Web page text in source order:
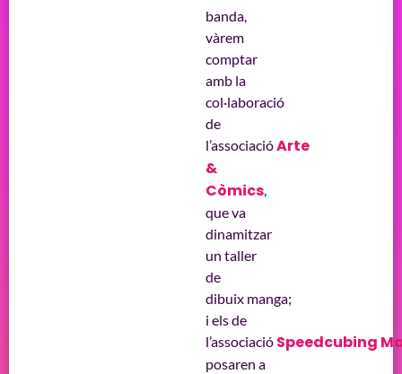
banda,
vàrem
comptar
amb la
col·laboració
de
l’associacióArte
&
Còmics,
que va
dinamitzar
un taller
de
dibuix manga;
i els de
l’associació Speedcubing
posaren a